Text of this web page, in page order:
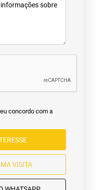
concordo com a
INTERESSE
UMA VISITA